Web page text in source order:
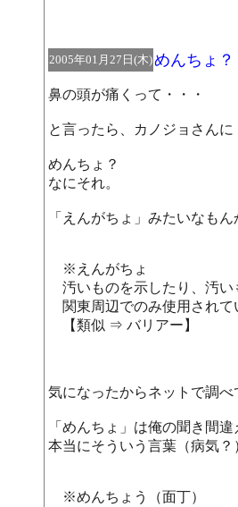
2005年01月27日(木)めんちょ
鼻の頭が痛くって・・・
と言ったら、カノジョさん
めんちょ？
なにそれ。
「えんがちょ」みたいなもん
※えんがちょ
汚いものを示したり、汚い
関東周辺でのみ使用されて
【類似 ⇒ バリアー】
気になったからネットで調べ
「めんちょ」は俺の聞き間
本当にそういう言葉（病気
※めんちょう（面丁）